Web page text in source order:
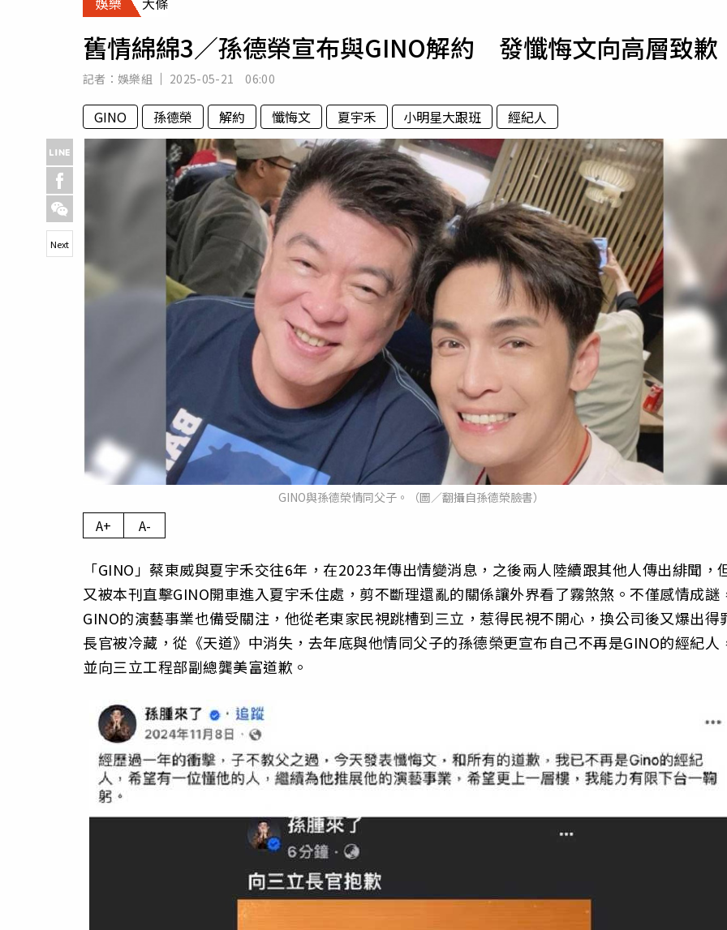
專欄
房產新勢力
運勢
梅酒
舊情綿綿3／孫德榮宣布與GINO解約 發懺悔文向高層致歉
記者： 娛樂組 2025-05-21 06:00
GINO 孫德榮 解約 懺悔文 夏宇禾 小明星大跟班 經紀人
GINO與孫德榮情同父子。（圖／翻攝自孫德榮臉書）
Next
A+ A-
「GINO」蔡東威與夏宇禾交往6年，在2023年傳出情變消息，之後兩人陸續跟其他人傳出緋聞，
又被本刊直擊GINO開車進入夏宇禾住處，剪不斷理還亂的關係讓外界看了霧煞煞。不僅感情成謎
GINO的演藝事業也備受關注，他從老東家民視跳槽到三立，惹得民視不開心，換公司後又爆出得
長官被冷藏，從《天道》中消失，去年底與他情同父子的孫德榮更宣布自己不再是GINO的經紀人
並向三立工程部副總龔美富道歉。